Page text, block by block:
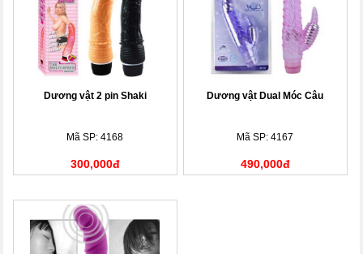
Dương vật 2 pin Shaki
Mã SP: 4168
300,000đ
Dương vật Dual Móc Câu
Mã SP: 4167
490,000đ